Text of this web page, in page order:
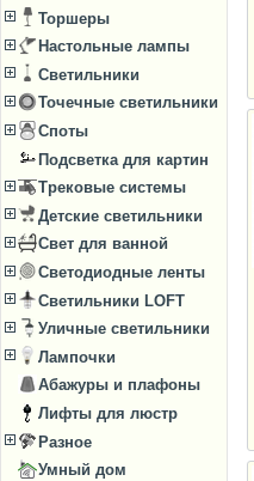
Торшеры
Настольные лампы
Светильники
Точечные светильники
Споты
Подсветка для картин
Трековые системы
Детские светильники
Свет для ванной
Светодиодные ленты
Светильники LOFT
Уличные светильники
Лампочки
Абажуры и плафоны
Лифты для люстр
Разное
Умный дом